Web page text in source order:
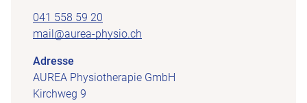
041 558 59 20
mail@aurea-physio.ch
Adresse
AUREA Physiotherapie GmbH
Kirchweg 9